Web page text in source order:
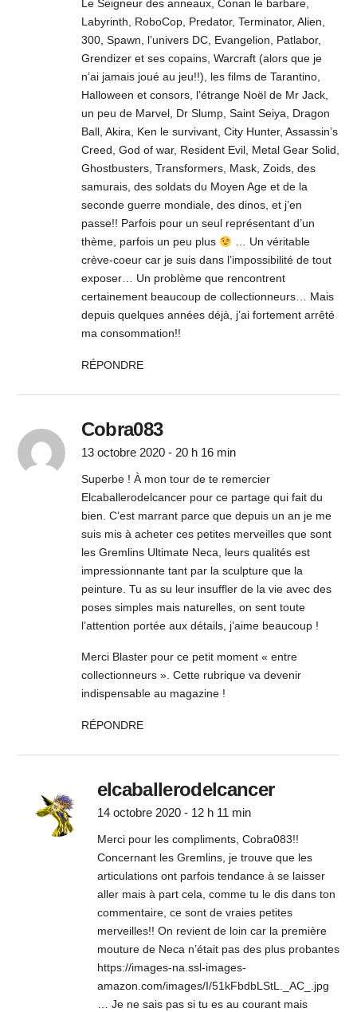
Le Seigneur des anneaux, Conan le barbare,
Labyrinth, RoboCop, Predator, Terminator, Alien,
300, Spawn, l’univers DC, Evangelion, Patlabor,
Grendizer et ses copains, Warcraft (alors que je
n’ai jamais joué au jeu!!), les films de Tarantino,
Halloween et consors, l’étrange Noël de Mr Jack,
un peu de Marvel, Dr Slump, Saint Seiya, Dragon
Ball, Akira, Ken le survivant, City Hunter, Assassin’s
Creed, God of war, Resident Evil, Metal Gear Solid,
Ghostbusters, Transformers, Mask, Zoids, des
samurais, des soldats du Moyen Age et de la
seconde guerre mondiale, des dinos, et j’en
passe!! Parfois pour un seul représentant d’un
thème, parfois un peu plus
… Un véritable
crève-coeur car je suis dans l’impossibilité de tout
exposer… Un problème que rencontrent
certainement beaucoup de collectionneurs… Mais
depuis quelques années déjà, j’ai fortement arrêté
ma consommation!!
RÉPONDRE
Cobra083
13 octobre 2020 - 20 h 16 min
Superbe ! À mon tour de te remercier
Elcaballerodelcancer pour ce partage qui fait du
bien. C’est marrant parce que depuis un an je me
suis mis à acheter ces petites merveilles que sont
les Gremlins Ultimate Neca, leurs qualités est
impressionnante tant par la sculpture que la
peinture. Tu as su leur insuffler de la vie avec des
poses simples mais naturelles, on sent toute
l’attention portée aux détails, j’aime beaucoup !
Merci Blaster pour ce petit moment « entre
collectionneurs ». Cette rubrique va devenir
indispensable au magazine !
RÉPONDRE
elcaballerodelcancer
14 octobre 2020 - 12 h 11 min
Merci pour les compliments, Cobra083!!
Concernant les Gremlins, je trouve que les
articulations ont parfois tendance à se laisser
aller mais à part cela, comme tu le dis dans ton
commentaire, ce sont de vraies petites
merveilles!! On revient de loin car la première
mouture de Neca n’était pas des plus probantes
https://images-na.ssl-images-
amazon.com/images/I/51kFbdbLStL._AC_.jpg
… Je ne sais pas si tu es au courant mais